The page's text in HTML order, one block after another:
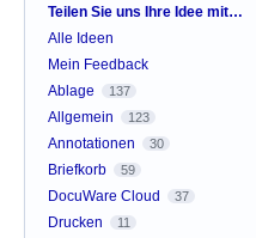
Kategorien
Teilen Sie uns Ihre Idee mit…
Alle Ideen
Mein Feedback
Ablage
137
Allgemein 123
Annotationen 30
Briefkorb 59
DocuWare Cloud 37
Drucken 11